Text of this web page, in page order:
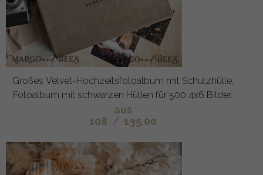
Großes Velvet-Hochzeitsfotoalbum mit Schutzhülle,
Fotoalbum mit schwarzen Hüllen für 500 4x6 Bilder.
aus
108 / 135.00